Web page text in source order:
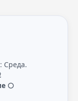
Среда.
🌕